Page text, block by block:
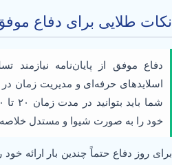
نکات طلایی برای دفاع موفق
دفاع موفق از پایان‌نامه نیازمند
اسلایدهای حرفه‌ای و مدیریت زمان
خود را به صورت شیوا و مستدل خلاصه
برای روز دفاع حتماً چندین بار ارائه